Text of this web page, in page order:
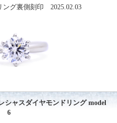
グ裏側刻印 2025.02.03
シャスダイヤモンドリング model
6